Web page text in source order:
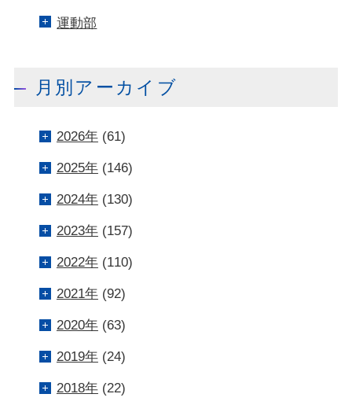
運動部
月別アーカイブ
2026年(61)
2025年(146)
2024年(130)
2023年(157)
2022年(110)
2021年(92)
2020年(63)
2019年(24)
2018年(22)